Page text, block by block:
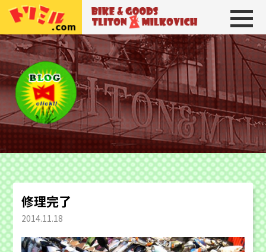
トリトン＆ミルコビッチ BIKE＆
修理完了
2014.11.18